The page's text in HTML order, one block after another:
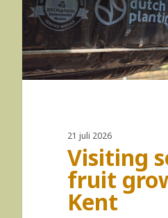
21 juli 2026
Visiting
fruit
Kent